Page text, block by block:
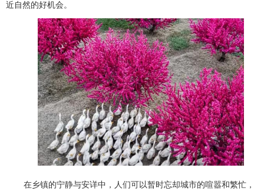
近自然的好机会。
在乡镇的宁静与安详中，人们可以暂时忘却城市的喧嚣和繁忙，